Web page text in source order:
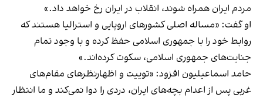
مردم ایران همراه شوند، انقلاب در ایران رخ خواهد داد.»
او گفت: «مساله اصلی کشورهای اروپایی و استرالیا هستند که
روابط خود را با جمهوری اسلامی حفظ کرده و با وجود تمام
جنایت‌های جمهوری اسلامی، سکوت کرده‌اند.»
حامد اسماعیلیون افزود: «توییت و اظهارنظرهای مقام‌های
غربی پس از اعدام بچه‌های ایران، دردی را دوا نمی‌کند و ما انتظار